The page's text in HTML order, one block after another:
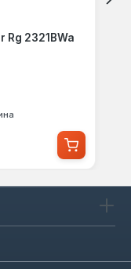
2321BWa